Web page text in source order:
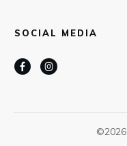
SOCIAL MEDIA
©2026